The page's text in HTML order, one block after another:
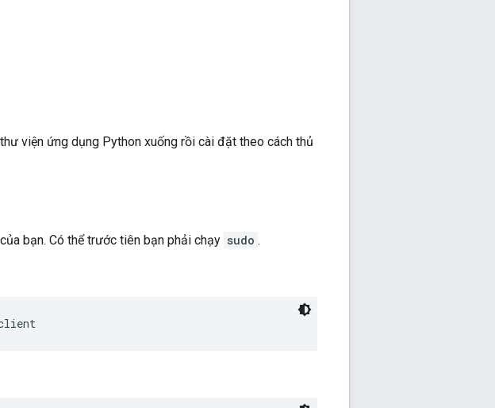
viện ứng dụng Python xuống rồi cài đặt theo cách thủ
bạn. Có thể trước tiên bạn phải chạy sudo .